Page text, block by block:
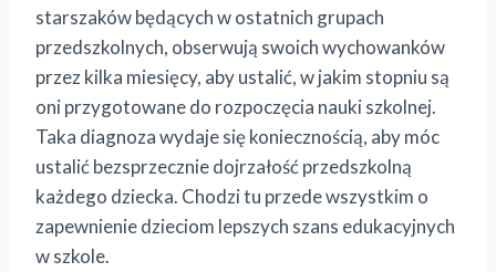
starszaków będących w ostatnich grupach
przedszkolnych, obserwują swoich wychowanków
przez kilka miesięcy, aby ustalić, w jakim stopniu są
oni przygotowane do rozpoczęcia nauki szkolnej.
Taka diagnoza wydaje się koniecznością, aby móc
ustalić bezsprzecznie dojrzałość przedszkolną
każdego dziecka. Chodzi tu przede wszystkim o
zapewnienie dzieciom lepszych szans edukacyjnych
w szkole.